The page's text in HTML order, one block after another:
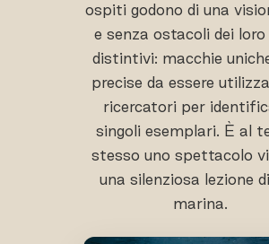
ospiti godono di una
e senza ostacoli dei loro
distintivi: macchie
precise da essere
ricercatori per
singoli esemplari. È al
stesso uno spettacolo
una silenziosa lezione
marina.